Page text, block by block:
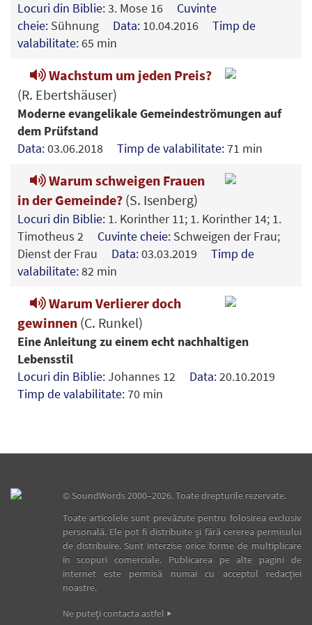
Locuri din Biblie:3. Mose 16 Cuvinte
cheie: Sühnung Data: 10.04.2016 Timp de
valabilitate: 65 min
Wachstum um jeden Preis?
(R. Ebertshäuser)
Moderne evangelikale Gemeindeströmungen auf
dem Prüfstand
Data:03.06.2018 Timp de valabilitate:71 min
Warum schweigen Frauen
in der Gemeinde? (S. Isenberg)
Locuri din Biblie: 1. Korinther 11; 1. Korinther 14; 1.
Timotheus 2 Cuvinte cheie: Schweigen der Frau;
Dienst der Frau Data:03.03.2019 Timp de
valabilitate:82 min
Warum Verlierer doch
gewinnen (C. Runkel)
Eine Anleitung zu einem echt nachhaltigen
Lebensstil
Locuri din Biblie:Johannes 12 Data:20.10.2019
Timp de valabilitate:70 min
©SoundWords2000–2026. Toate drepturile rezervate.
Toate articolele sunt prevăzute pentru folosirea exclusiv
personală. Ele pot fi distribuite şi fără cererea permisului
de distribuire. Sunt interzise orice forme de multiplicare
în scopuri comerciale. Publicarea pe alte pagini de
internet este permisă numai cu acceptul redacţiei
noastre.
Ne puteţi contacta astfel